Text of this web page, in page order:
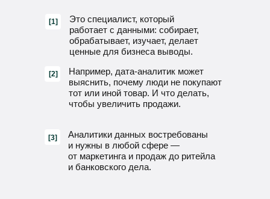
[1]
[2]
Это специалист, который
работает с данными: собирает,
обрабатывает, изучает, делает
ценные для бизнеса выводы.
[3]
Например, дата-аналитик может
выяснить, почему люди не покупают
тот или иной товар. И что делать,
чтобы увеличить продажи.
Аналитики данных востребованы
и нужны в любой сфере —
от маркетинга и продаж до ритейла
и банковского дела.